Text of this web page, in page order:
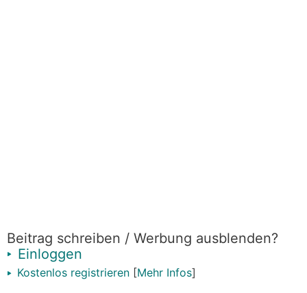
Beitrag schreiben / Werbung ausblenden?
Einloggen
Kostenlos registrieren [Mehr Infos]